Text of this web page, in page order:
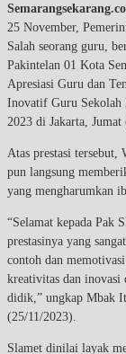
25 November,
Salah seorang guru,
Pakintelan 01 Kota
Apresiasi Guru dan
Inovatif Guru Sekolah
2023 di Jakarta, Jumat
Atas prestasi tersebut,
pun langsung
yang mengharumkan
“Selamat kepada Pak
prestasinya yang
contoh dan
kreativitas dan inovasi
didik,” ungkap Mbak
(25/11/2023).
Slamet dinilai layak